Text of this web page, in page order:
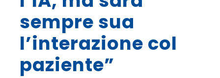
sempre sua
l’interazione col
paziente”